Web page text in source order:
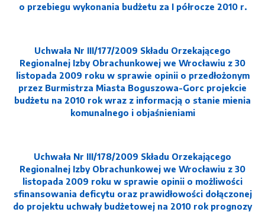
o przebiegu wykonania budżetu za I półrocze 2010 r.
Uchwała Nr III/177/2009 Składu Orzekającego
Regionalnej Izby Obrachunkowej we Wrocławiu z 30
listopada 2009 roku w sprawie opinii o przedłożonym
przez Burmistrza Miasta Boguszowa-Gorc projekcie
budżetu na 2010 rok wraz z informacją o stanie mienia
komunalnego i objaśnieniami
Uchwała Nr III/178/2009 Składu Orzekającego
Regionalnej Izby Obrachunkowej we Wrocławiu z 30
listopada 2009 roku w sprawie opinii o możliwości
sfinansowania deficytu oraz prawidłowości dołączonej
do projektu uchwały budżetowej na 2010 rok prognozy